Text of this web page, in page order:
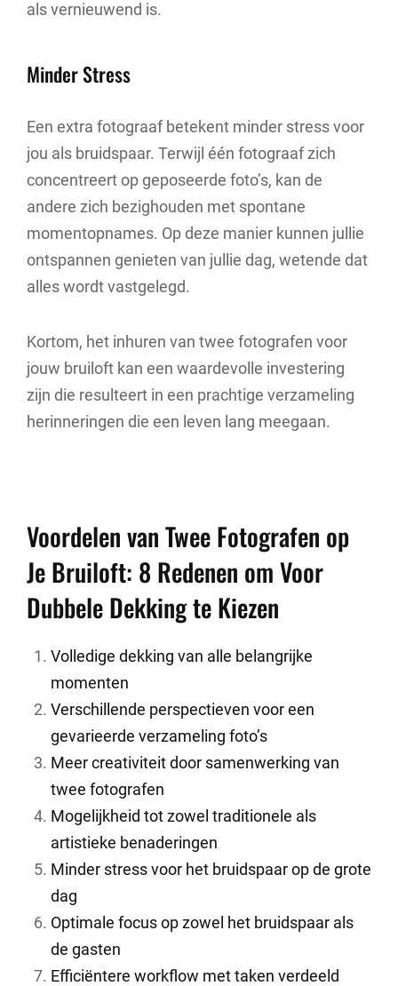
als vernieuwend is.
Minder Stress
Een extra fotograaf betekent minder stress voor
jou als bruidspaar. Terwijl één fotograaf zich
concentreert op geposeerde foto’s, kan de
andere zich bezighouden met spontane
momentopnames. Op deze manier kunnen jullie
ontspannen genieten van jullie dag, wetende dat
alles wordt vastgelegd.
Kortom, het inhuren van twee fotografen voor
jouw bruiloft kan een waardevolle investering
zijn die resulteert in een prachtige verzameling
herinneringen die een leven lang meegaan.
Voordelen van Twee Fotografen op
Je Bruiloft: 8 Redenen om Voor
Dubbele Dekking te Kiezen
Volledige dekking van alle belangrijke
momenten
Verschillende perspectieven voor een
gevarieerde verzameling foto’s
Meer creativiteit door samenwerking van
twee fotografen
Mogelijkheid tot zowel traditionele als
artistieke benaderingen
Minder stress voor het bruidspaar op de grote
dag
Optimale focus op zowel het bruidspaar als
de gasten
Efficiëntere workflow met taken verdeeld